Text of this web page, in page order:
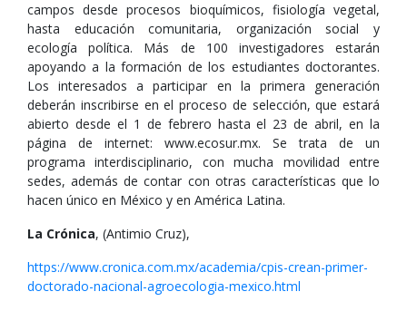
campos desde procesos bioquímicos, fisiología vegetal,
hasta educación comunitaria, organización social y
ecología política. Más de 100 investigadores estarán
apoyando a la formación de los estudiantes doctorantes.
Los interesados a participar en la primera generación
deberán inscribirse en el proceso de selección, que estará
abierto desde el 1 de febrero hasta el 23 de abril, en la
página de internet: www.ecosur.mx. Se trata de un
programa interdisciplinario, con mucha movilidad entre
sedes, además de contar con otras características que lo
hacen único en México y en América Latina.
La Crónica, (Antimio Cruz),
https://www.cronica.com.mx/academia/cpis-crean-primer-
doctorado-nacional-agroecologia-mexico.html